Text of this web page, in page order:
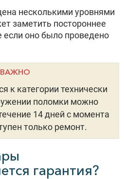
несколькими уровнями
заметить постороннее
оно было проведено
ВАЖНО
к категории технически
поломки можно
14 дней с момента
только ремонт.
гарантия?